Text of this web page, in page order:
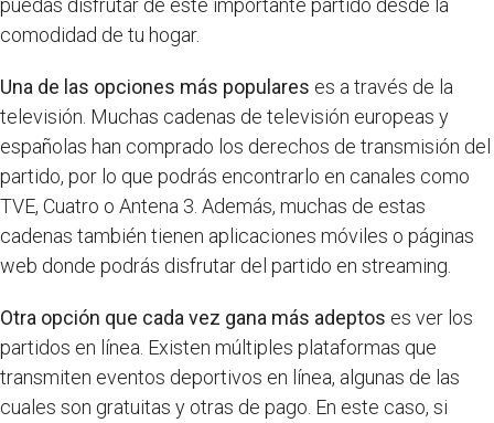
comodidad de tu hogar.
Una de las opciones más populares es a través de la
televisión. Muchas cadenas de televisión europeas y
españolas han comprado los derechos de transmisión del
partido, por lo que podrás encontrarlo en canales como
TVE, Cuatro o Antena 3. Además, muchas de estas
cadenas también tienen aplicaciones móviles o páginas
web donde podrás disfrutar del partido en streaming.
Otra opción que cada vez gana más adeptos es ver los
partidos en línea. Existen múltiples plataformas que
transmiten eventos deportivos en línea, algunas de las
cuales son gratuitas y otras de pago. En este caso, si